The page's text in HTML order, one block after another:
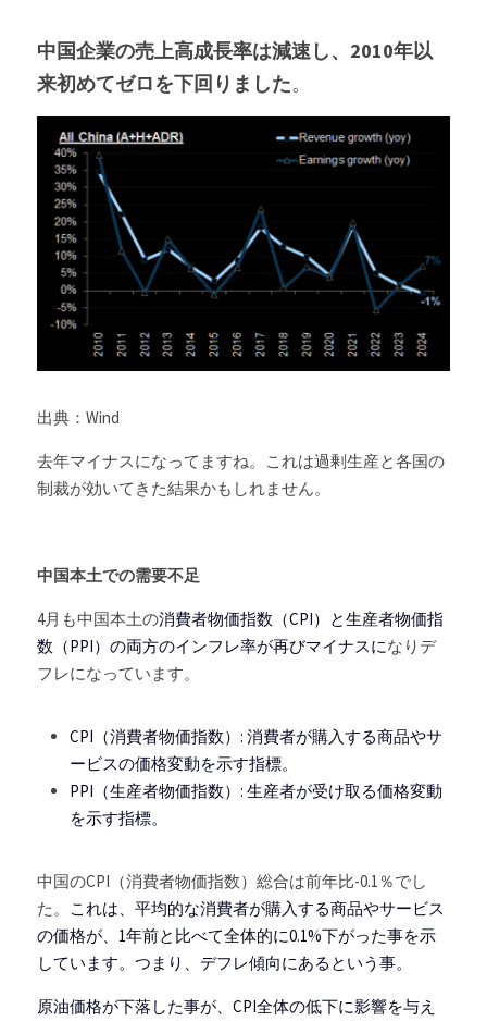
中国企業の売上高成長率は減速し、2010年以
来初めてゼロを下回りました。
出典：Wind
去年マイナスになってますね。これは過剰生産と各国の
制裁が効いてきた結果かもしれません。
中国本土での需要不足
4月も中国本土の消費者物価指数（CPI）と生産者物価指
数（PPI）の両方のインフレ率が再びマイナスになりデ
フレになっています。
CPI（消費者物価指数）: 消費者が購入する商品やサ
ービスの価格変動を示す指標。
PPI（生産者物価指数）: 生産者が受け取る価格変動
を示す指標。
中国のCPI（消費者物価指数）総合は前年比-0.1％でし
た。
これは、平均的な消費者が購入する商品やサービス
の価格が、1年前と比べて全体的に0.1%下がった事を示
しています。つまり、デフレ傾向にあるという事。
原油価格が下落した事が、CPI全体の低下に影響を与え